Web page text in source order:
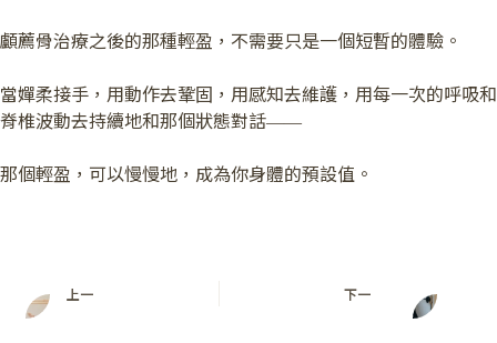
顱薦骨治療之後的那種輕盈，不需要只是一個短暫的體驗。
當嬋柔接手，用動作去鞏固，用感知去維護，用每一次的呼吸和
脊椎波動去持續地和那個狀態對話——
那個輕盈，可以慢慢地，成為你身體的預設值。
上一 下一